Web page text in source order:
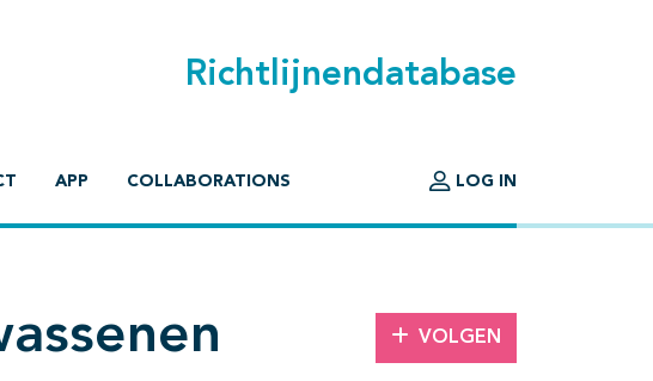
Richtlijnendatabase
APP COLLABORATIONS LOG IN
VOLGEN